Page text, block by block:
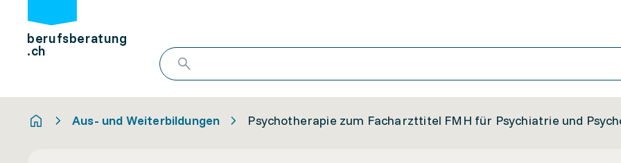
berufsberatung
.ch
Aus- und Weiterbildungen Psychotherapie zum Facharzttitel FMH für Psychiatrie und